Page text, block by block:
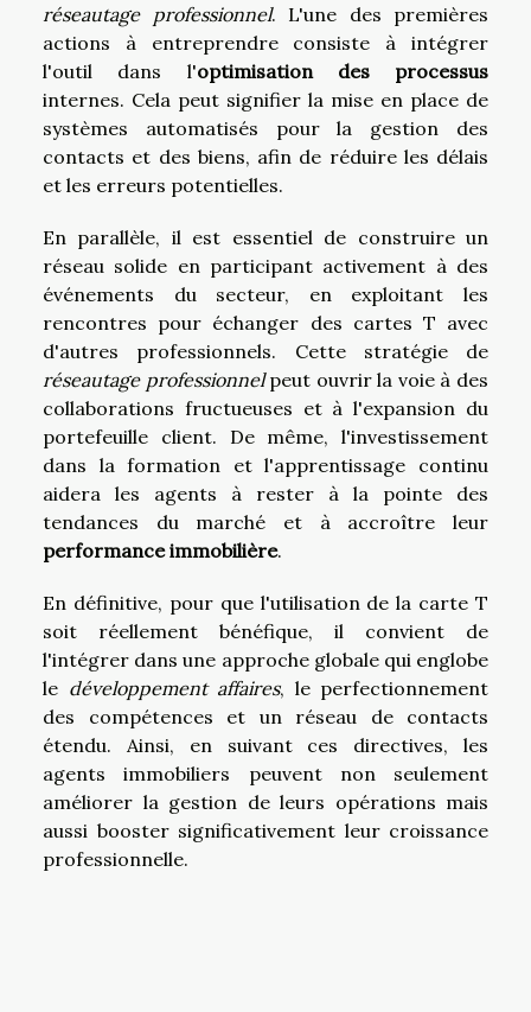
réseautage professionnel. L'une des premières
actions à entreprendre consiste à intégrer
l'outil dans l'optimisation des processus
internes. Cela peut signifier la mise en place de
systèmes automatisés pour la gestion des
contacts et des biens, afin de réduire les délais
et les erreurs potentielles.
En parallèle, il est essentiel de construire un
réseau solide en participant activement à des
événements du secteur, en exploitant les
rencontres pour échanger des cartes T avec
d'autres professionnels. Cette stratégie de
réseautage professionnelpeut ouvrir la voie à des
collaborations fructueuses et à l'expansion du
portefeuille client. De même, l'investissement
dans la formation et l'apprentissage continu
aidera les agents à rester à la pointe des
tendances du marché et à accroître leur
performance immobilière.
En définitive, pour que l'utilisation de la carte T
soit réellement bénéfique, il convient de
l'intégrer dans une approche globale qui englobe
le développement affaires, le perfectionnement
des compétences et un réseau de contacts
étendu. Ainsi, en suivant ces directives, les
agents immobiliers peuvent non seulement
améliorer la gestion de leurs opérations mais
aussi booster significativement leur croissance
professionnelle.